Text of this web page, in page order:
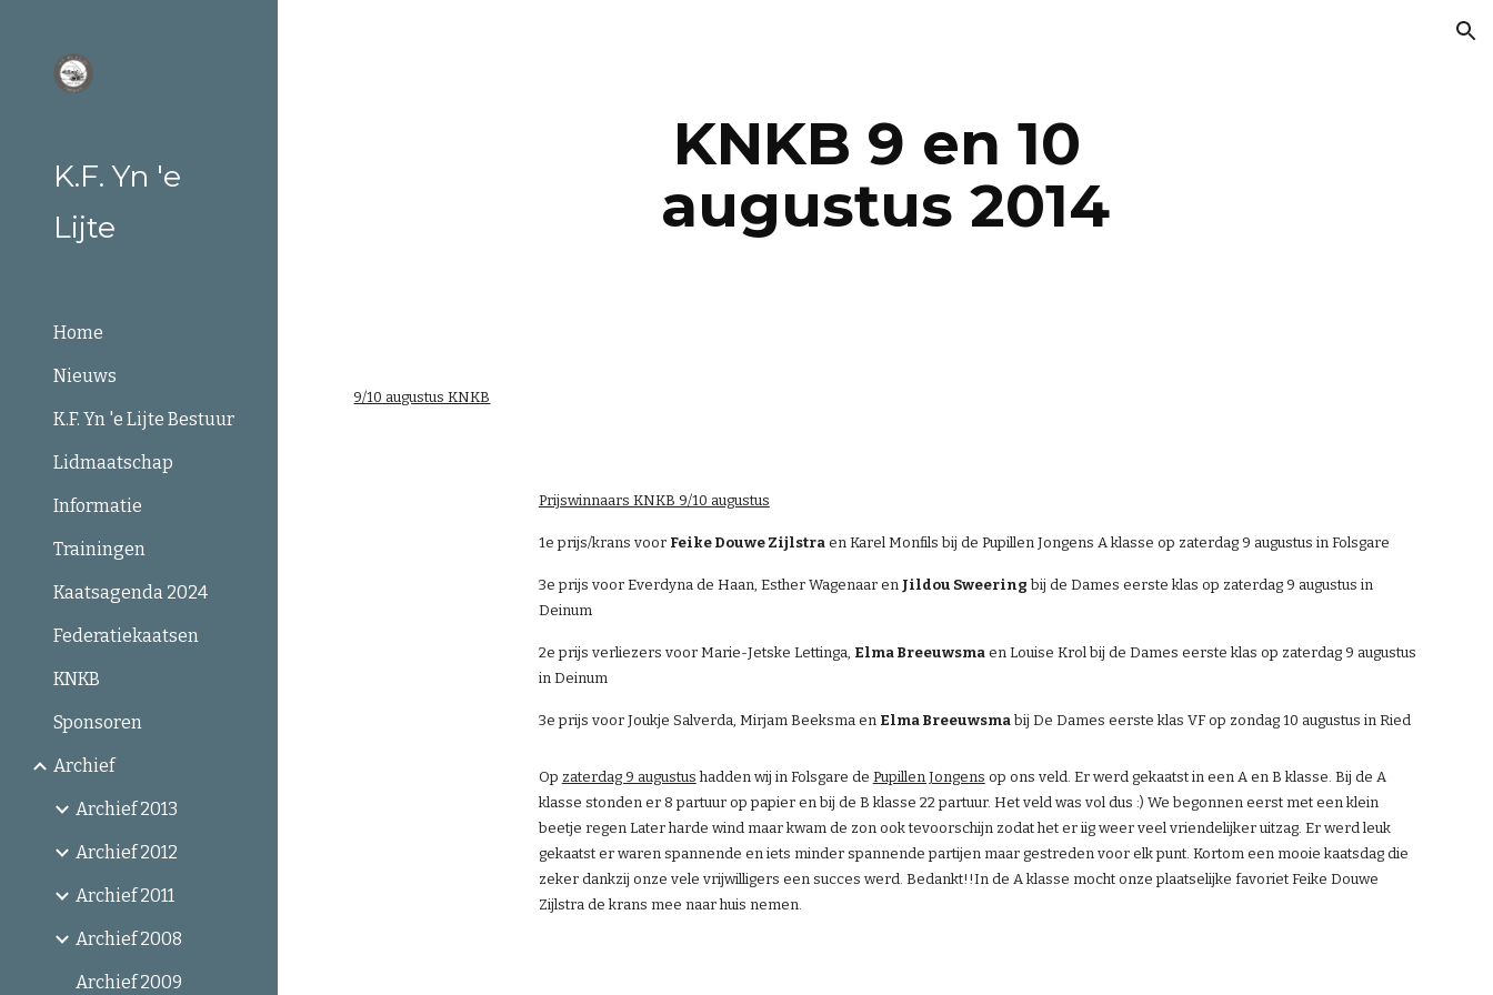
K.F. Yn 'e
Lijte
Home
Nieuws
K.F. Yn 'e Lijte Bestuur
Lidmaatschap
Informatie
Trainingen
Kaatsagenda 2024
Federatiekaatsen
KNKB
Sponsoren
Archief
Archief 2013
Archief 2012
Archief 2011
Archief 2008
Archief 2009
KNKB 9 en 10
augustus 2014
9/10 augustus KNKB
Prijswinnaars KNKB 9/10 augustus
1e prijs/krans voor Feike Douwe Zijlstra en Karel Monfils bij de Pupillen Jongens A klasse op zaterdag 9 augustus in Folsgare
3e prijs voor Everdyna de Haan, Esther Wagenaar en Jildou Sweering bij de Dames eerste klas op zaterdag 9 augustus in
Deinum
2e prijs verliezers voor Marie-Jetske Lettinga, Elma Breeuwsma en Louise Krol bij de Dames eerste klas op zaterdag 9 augustus
in Deinum
3e prijs voor Joukje Salverda, Mirjam Beeksma en Elma Breeuwsma bij De Dames eerste klas VF op zondag 10 augustus in Ried
Op zaterdag 9 augustus hadden wij in Folsgare de Pupillen Jongens op ons veld. Er werd gekaatst in een A en B klasse. Bij de A
klasse stonden er 8 partuur op papier en bij de B klasse 22 partuur. Het veld was vol dus :) We begonnen eerst met een klein
beetje regen Later harde wind maar kwam de zon ook tevoorschijn zodat het er iig weer veel vriendelijker uitzag. Er werd leuk
gekaatst er waren spannende en iets minder spannende partijen maar gestreden voor elk punt. Kortom een mooie kaatsdag die
zeker dankzij onze vele vrijwilligers een succes werd. Bedankt!!In de A klasse mocht onze plaatselijke favoriet Feike Douwe
Zijlstra de krans mee naar huis nemen.